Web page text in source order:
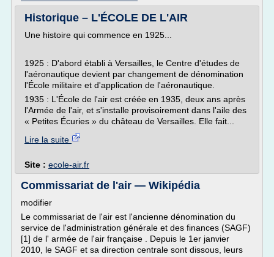
Historique – L'ÉCOLE DE L'AIR
Une histoire qui commence en 1925...
1925 : D'abord établi à Versailles, le Centre d'études de
l'aéronautique devient par changement de dénomination
l'École militaire et d'application de l'aéronautique.
1935 : L'École de l'air est créée en 1935, deux ans après
l'Armée de l'air, et s'installe provisoirement dans l'aile des
« Petites Écuries » du château de Versailles. Elle fait...
Lire la suite
Site : ecole-air.fr
Commissariat de l'air — Wikipédia
modifier
Le commissariat de l'air est l'ancienne dénomination du
service de l'administration générale et des finances (SAGF)
[1] de l' armée de l'air française . Depuis le 1er janvier
2010, le SAGF et sa direction centrale sont dissous, leurs